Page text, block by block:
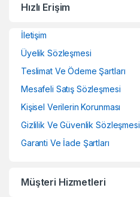
Hızlı Erişim
İletişim
Üyelik Sözleşmesi
Teslimat Ve Ödeme Şartları
Mesafeli Satış Sözleşmesi
Kişisel Verilerin Korunması
Gizlilik Ve Güvenlik Sözleşmesi
Garanti Ve İade Şartları
Müşteri Hizmetleri